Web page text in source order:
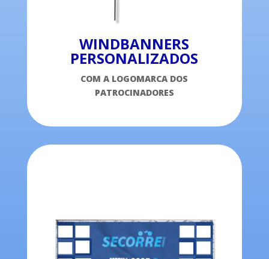
WINDBANNERS
PERSONALIZADOS
COM A LOGOMARCA DOS
PATROCINADORES